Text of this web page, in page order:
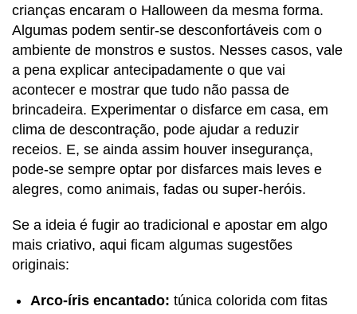
crianças encaram o Halloween da mesma forma.
Algumas podem sentir-se desconfortáveis com o
ambiente de monstros e sustos. Nesses casos, vale
a pena explicar antecipadamente o que vai
acontecer e mostrar que tudo não passa de
brincadeira. Experimentar o disfarce em casa, em
clima de descontração, pode ajudar a reduzir
receios. E, se ainda assim houver insegurança,
pode-se sempre optar por disfarces mais leves e
alegres, como animais, fadas ou super-heróis.
Se a ideia é fugir ao tradicional e apostar em algo
mais criativo, aqui ficam algumas sugestões
originais:
Arco-íris encantado: túnica colorida com fitas